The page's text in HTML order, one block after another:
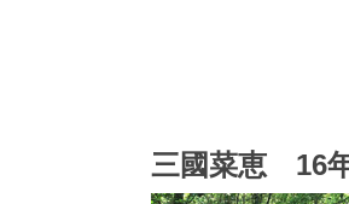
三國菜恵 16